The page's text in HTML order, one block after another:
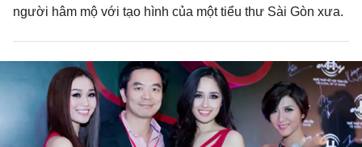
người hâm mộ với tạo hình của một tiểu thư Sài Gòn xưa.